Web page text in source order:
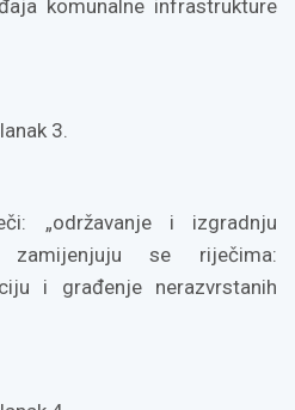
komunalne infrastrukture
3.
„održavanje i izgradnju
zamijenjuju se riječima:
i građenje nerazvrstanih